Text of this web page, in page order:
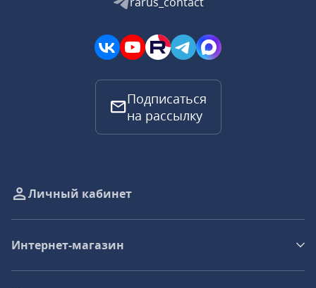
Подписаться
на рассылку
Личный кабинет
Интернет-магазин